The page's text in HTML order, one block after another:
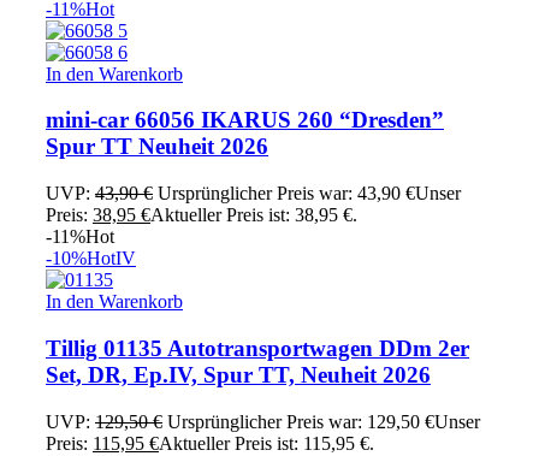
-11%Hot
In den Warenkorb
mini-car 66056 IKARUS 260 “Dresden”
Spur TT Neuheit 2026
UVP: 43,90€ Ursprünglicher Preis war: 43,90 €Unser
Preis: 38,95 €Aktueller Preis ist: 38,95 €.
-11%Hot
-10%HotIV
In den Warenkorb
Tillig 01135 Autotransportwagen DDm 2er
Set, DR, Ep.IV, Spur TT, Neuheit 2026
UVP: 129,50€ Ursprünglicher Preis war: 129,50 €Unser
Preis: 115,95 €Aktueller Preis ist: 115,95 €.